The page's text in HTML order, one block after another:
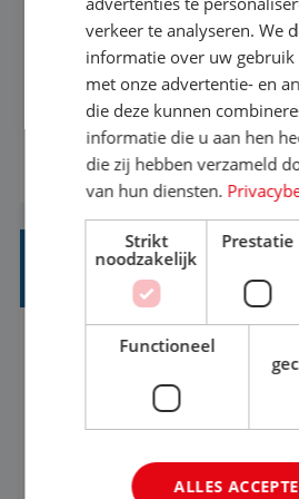
Met jouw ervaring in de
achtergrond in toerisme ben
volgende stap. Vanaf je stoel
wereld over en speel je
wensen van je team, je klant
reiswereld gebeurt. Met je
klanten te overtuigen om die
boeken! ...
BEKIJK VACATURE
REISADVISEUR ALLROUND
Aalsmeer, Noord-Holland,
MBO
het nu voor jezelf is, of voor
verkeer te analyseren. We
informatie over uw gebruik
met onze advertentie- en
die deze kunnen
informatie die u aan hen
die zij hebben verzameld
van hun diensten.
Strikt
noodzakelijk
Prestatie
Functioneel
ALLES